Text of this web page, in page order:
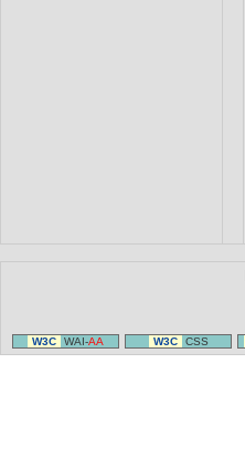
W3C WAI-AA W3C CSS